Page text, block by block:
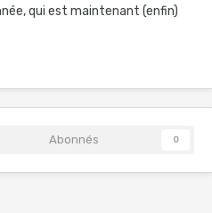
qui est maintenant (enfin)
Abonnés 0